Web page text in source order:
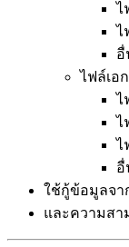
ไ
ไ
อื่
ไฟล์เอ
ไ
ไ
ไ
อื่
ใช้กู้ข้อมูลจา
และความสา